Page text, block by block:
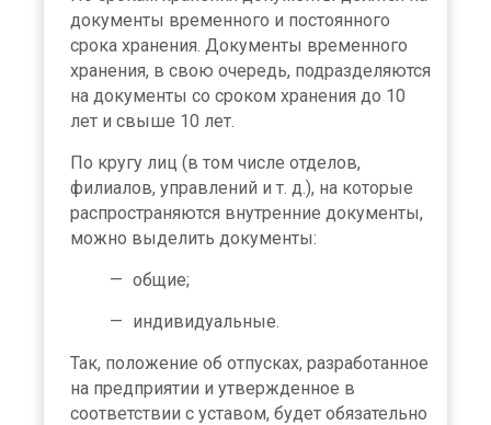
документы временного и постоянного
срока хранения. Документы временного
хранения, в свою очередь, подразделяются
на документы со сроком хранения до 10
лет и свыше 10 лет.
По кругу лиц (в том числе отделов,
филиалов, управлений и т. д.), на которые
распространяются внутренние документы,
можно выделить документы:
общие;
индивидуальные.
Так, положение об отпусках, разработанное
на предприятии и утвержденное в
соответствии с уставом, будет обязательно